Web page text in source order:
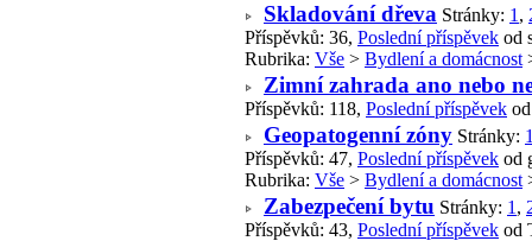
Skladování dřeva Stránky: 1 ,
Příspěvků: 36, Poslední příspěvek od
Rubrika: Vše > Bydlení a domácnost
Zimní zahrada ano nebo
Příspěvků: 118, Poslední příspěvek
Geopatogenní zóny Stránky:
Příspěvků: 47, Poslední příspěvek od
Rubrika: Vše > Bydlení a domácnost
Zabezpečení bytu Stránky: 1 ,
Příspěvků: 43, Poslední příspěvek od